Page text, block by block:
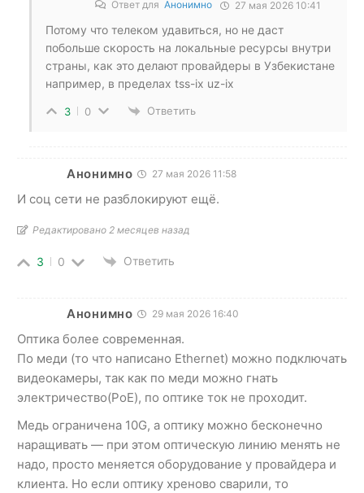
Ответ для Анонимно 27 мая 2026 10:41
Потому что телеком удавиться, но не даст
побольше скорость на локальные ресурсы внутри
страны, как это делают провайдеры в Узбекистане
например, в пределах tss-ix uz-ix
3 0 Ответить
Анонимно 27 мая 2026 11:58
И соц сети не разблокируют ещё.
Редактировано 2 месяцев назад
3 0 Ответить
Анонимно 29 мая 2026 16:40
Оптика более современная.
По меди (то что написано Ethernet) можно подключать
видеокамеры, так как по меди можно гнать
электричество(PoE), по оптике ток не проходит.
Медь ограничена 10G, а оптику можно бесконечно
наращивать — при этом оптическую линию менять не
надо, просто меняется оборудование у провайдера и
клиента. Но если оптику хреново сварили, то